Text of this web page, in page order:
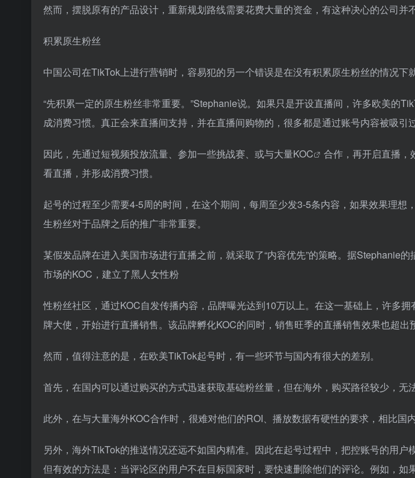
然而，摆脱原有的产品设计，重新规划路线需要花费大量的资金，有这种决心的公司并不
积累原生粉丝
中国公司在TikTok上进行营销时，容易犯的另一个错误是在没有积累原生粉丝的情况下
“先积累一定的原生粉丝非常重要。”Stephanie说。如果只是开设直播间，许多欧美的
成消费习惯。真正会来直播间支持，并在直播间购物的，很多都是通过账号内容被吸引
因此，先通过短视频投放流量、参加一些挑战赛、或与大量KOC
合作，再开启直播，
看直播，并形成消费习惯。
起号的过程至少需要4-5周的时间，在这个期间，每周至少发3-5条内容，如果效果理想
生粉丝对于品牌之后的推广非常重要。
某假发品牌在进入美国市场进行直播之前，就采取了“内容优先”的策略。据Stephanie
市场的KOC，建立了黑人女性粉
性粉丝社区，通过KOC自发传播内容，品牌曝光达到10万以上。在这一基础上，许多
牌大使，开始进行直播销售。该品牌孵化KOC的同时，销售旺季的直播销售效果也超出
然而，值得注意的是，在欧美TikTok起号时，有一些环节与国内有很大的差别。
首先，在国内可以通过购买的方式迅速获取基础粉丝量，但在海外，购买路径较少，无
此外，在与大量海外KOC合作时，很难对他们的ROI、播放数据有硬性的要求，相比国
另外，海外TikTok的推送情况还远不如国内精准。因此在起号过程中，把控账号的用户
但有效的方法是：当评论区的用户不在目标国家时，要快速删除他们的评论。例如，如